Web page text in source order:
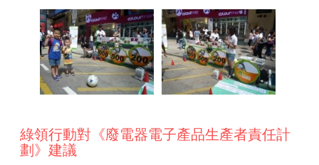
綠領行動對《廢電器電子產品生產者責任計
劃》建議